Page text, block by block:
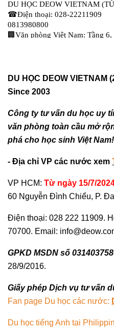
DU HỌC DEOW VIETNAM
Since 2003
Công ty tư vấn du học uy
văn phòng toàn cầu mở
phá cho học sinh Việt Nam!
- Địa chỉ VP các nước xem
VP HCM: Từ ngày 15/7/
60 Nguyễn Đình Chiểu, P.
Điện thoại: 028 222 11909.
70700. Email:
GPKD MSDN số
28/9/2016.
Giấy phép Dịch vụ tư vấn
Fan page Du học các nước:
Du học tiếng Anh tại